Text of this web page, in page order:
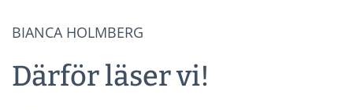
BIANCA HOLMBERG
Därför läser vi!